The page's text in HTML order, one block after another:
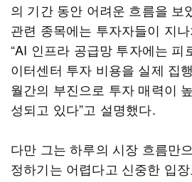
의 기간 동안 어려운 흐름을 보
관련 종목에는 투자자들이 지
“AI 인프라 공급망 투자에는 피
이터센터 투자 비용을 실제 집
월간의 부진으로 투자 매력이
성되고 있다”고 설명했다.
다만 그는 하루의 시장 흐름만
정하기는 어렵다고 신중한 입